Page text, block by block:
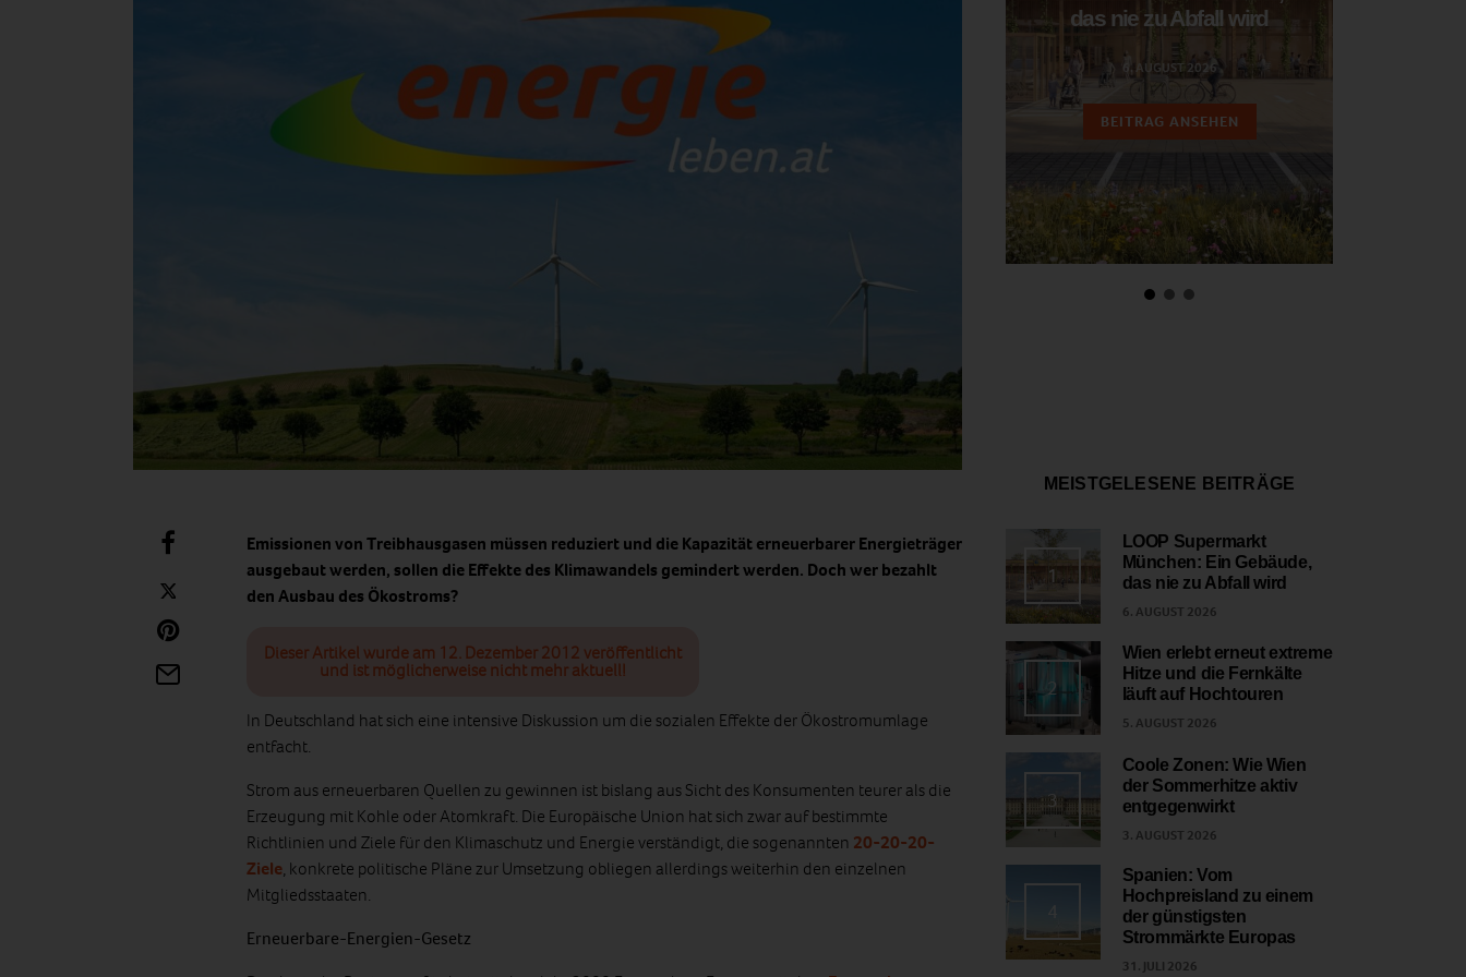
Emissionen von Treibhausgasen müssen reduziert und die Kapazität erneuerbarer Energieträger
ausgebaut werden, sollen die Effekte des Klimawandels gemindert werden. Doch wer bezahlt
den Ausbau des Ökostroms?
Dieser Artikel wurde am 12. Dezember 2012 veröffentlicht
und ist möglicherweise nicht mehr aktuell!
In Deutschland hat sich eine intensive Diskussion um die sozialen Effekte der Ökostromumlage
entfacht.
Strom aus erneuerbaren Quellen zu gewinnen ist bislang aus Sicht des Konsumenten teurer als die
Erzeugung mit Kohle oder Atomkraft. Die Europäische Union hat sich zwar auf bestimmte
Richtlinien und Ziele für den Klimaschutz und Energie verständigt, die sogenannten 20-20-20-
Ziele, konkrete politische Pläne zur Umsetzung obliegen allerdings weiterhin den einzelnen
Mitgliedsstaaten.
Erneuerbare-Energien-Gesetz
das nie zu Abfall wird
6. AUGUST 2026
BEITRAG ANSEHEN
MEISTGELESENE BEITRÄGE
1
LOOP Supermarkt
München: Ein Gebäude,
das nie zu Abfall wird
6. AUGUST 2026
2
Wien erlebt erneut extreme
Hitze und die Fernkälte
läuft auf Hochtouren
5. AUGUST 2026
3
Coole Zonen: Wie Wien
der Sommerhitze aktiv
entgegenwirkt
3. AUGUST 2026
4
Spanien: Vom
Hochpreisland zu einem
der günstigsten
Strommärkte Europas
31. JULI 2026